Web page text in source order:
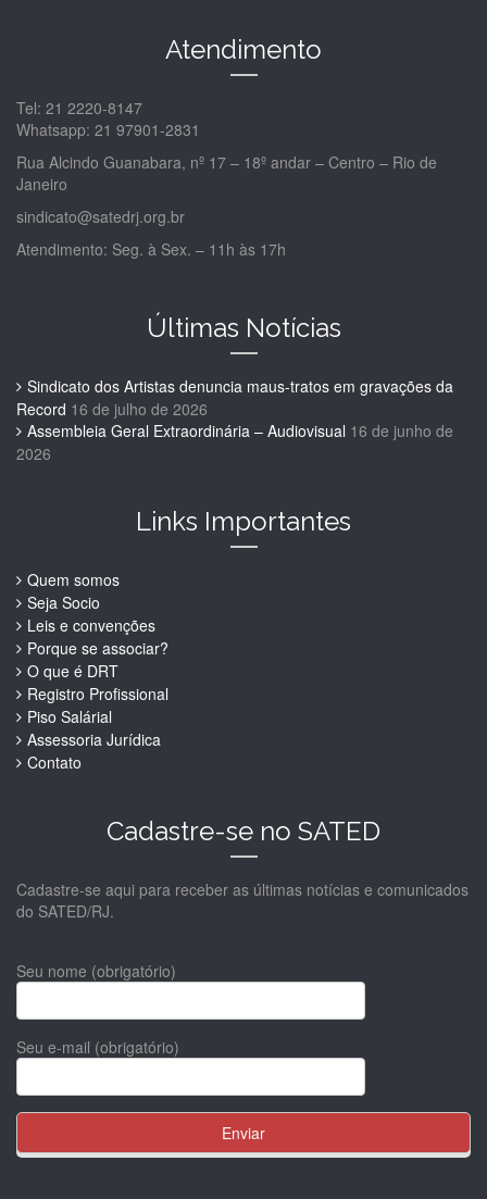
Atendimento
Tel: 21 2220-8147
Whatsapp: 21 97901-2831
Rua Alcindo Guanabara, nº 17 – 18º andar – Centro – Rio de
Janeiro
sindicato@satedrj.org.br
Atendimento: Seg. à Sex. – 11h às 17h
Últimas Notícias
Sindicato dos Artistas denuncia maus-tratos em gravações da
Record 16 de julho de 2026
Assembleia Geral Extraordinária – Audiovisual 16 de junho de
2026
Links Importantes
Quem somos
Seja Socio
Leis e convenções
Porque se associar?
O que é DRT
Registro Profissional
Piso Salárial
Assessoria Jurídica
Contato
Cadastre-se no SATED
Cadastre-se aqui para receber as últimas notícias e comunicados
do SATED/RJ.
Seu nome (obrigatório)
Seu e-mail (obrigatório)